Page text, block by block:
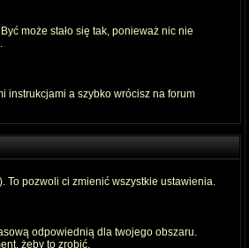
może stało się tak, ponieważ nic nie
instrukcjami a szybko wrócisz na forum
To pozwoli ci zmienić wszystkie ustawienia.
odpowiednią dla twojego obszaru.
żeby to zrobić.